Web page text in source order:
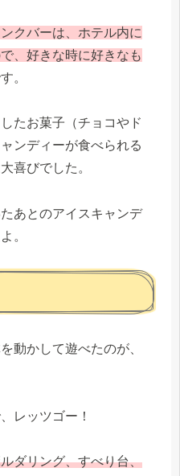
クバーは、ホテル内に
、好きな時に好きなも
。
たお菓子（チョコやド
ンディーが食べられる
喜びでした。
あとのアイスキャンデ
。
動かして遊べたのが、
レッツゴー！
ダリング、すべり台、